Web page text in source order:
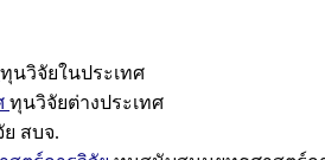
ทุนวิจัยในประเทศ
ทุนวิจัยต่างประเทศ
สบจ.